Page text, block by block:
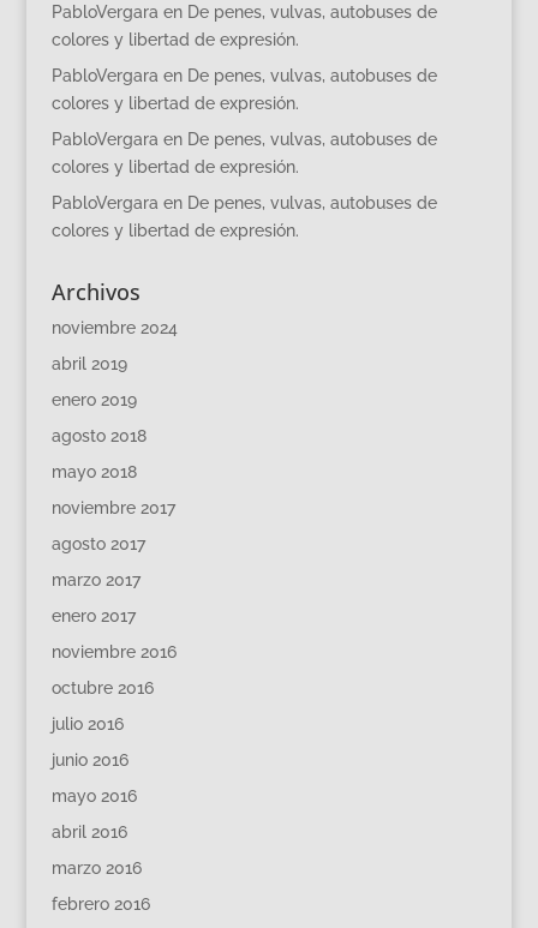
PabloVergara en De penes, vulvas, autobuses de
colores y libertad de expresión.
PabloVergara en De penes, vulvas, autobuses de
colores y libertad de expresión.
PabloVergara en De penes, vulvas, autobuses de
colores y libertad de expresión.
PabloVergara en De penes, vulvas, autobuses de
colores y libertad de expresión.
Archivos
noviembre 2024
abril 2019
enero 2019
agosto 2018
mayo 2018
noviembre 2017
agosto 2017
marzo 2017
enero 2017
noviembre 2016
octubre 2016
julio 2016
junio 2016
mayo 2016
abril 2016
marzo 2016
febrero 2016